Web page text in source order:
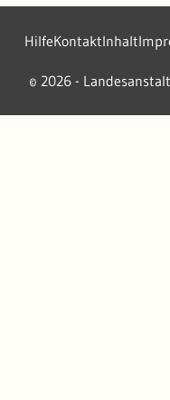
2026 -
HilfeKontaktInhalt